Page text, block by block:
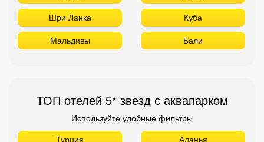
Шри Ланка Куба
Мальдивы Бали
ТОП отелей 5* звезд с аквапарком
Используйте удобные фильтры
Турция Аланья